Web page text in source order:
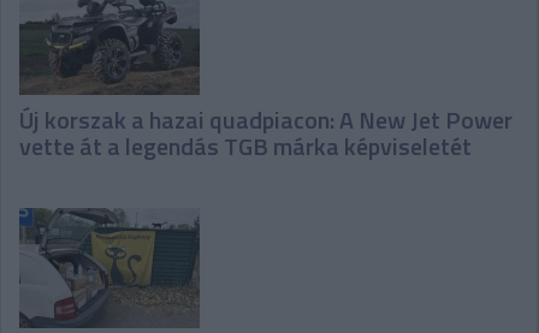
Új korszak a hazai quadpiacon: A New Jet Power
vette át a legendás TGB márka képviseletét